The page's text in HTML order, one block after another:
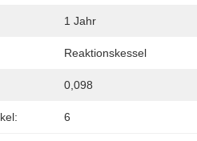
1 Jahr
Reaktionskessel
0,098
6